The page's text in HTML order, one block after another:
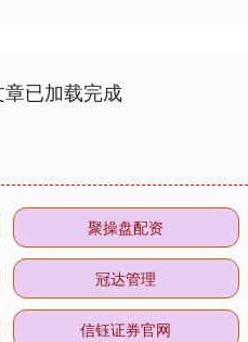
已加载完成
聚操盘配资
冠达管理
信钰证券官网